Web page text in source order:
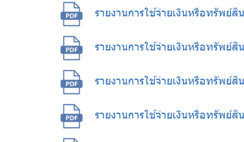
รายงานการใช้จ่ายเงินหรือทรัพย์
รายงานการใช้จ่ายเงินหรือทรัพย์
รายงานการใช้จ่ายเงินหรือทรัพย์
รายงานการใช้จ่ายเงินหรือทรัพย์